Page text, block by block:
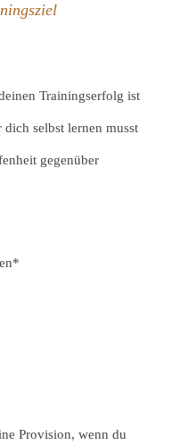
Trainingserfolg ist
selbst lernen musst
gegenüber
Provision, wenn du